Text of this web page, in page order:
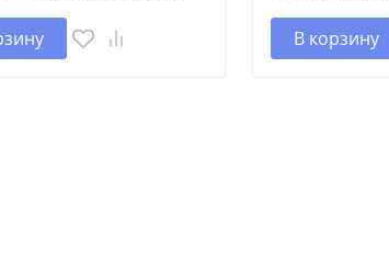
В корзину